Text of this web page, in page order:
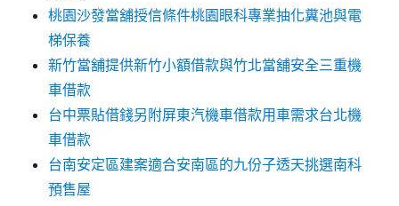
桃園沙發當舖授信條件桃園眼科專業抽化糞池與電
梯保養
新竹當舖提供新竹小額借款與竹北當舖安全三重機
車借款
台中票貼借錢另附屏東汽機車借款用車需求台北機
車借款
台南安定區建案適合安南區的九份子透天挑選南科
預售屋